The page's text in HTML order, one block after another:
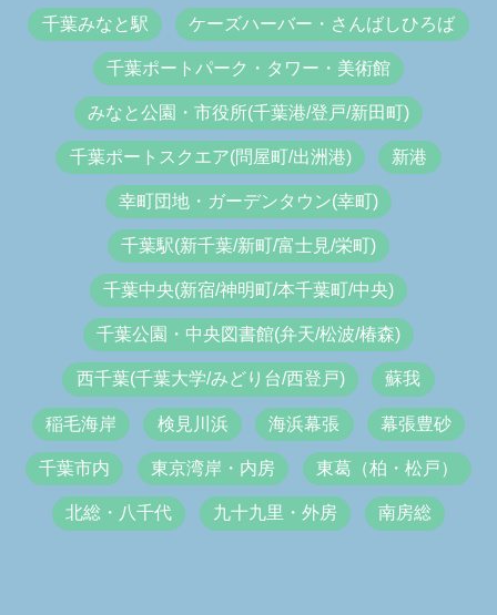
千葉みなと駅 ケーズハーバー・さんばしひろば
千葉ポートパーク・タワー・美術館
みなと公園・市役所(千葉港/登戸/新田町)
千葉ポートスクエア(問屋町/出洲港) 新港
幸町団地・ガーデンタウン(幸町)
千葉駅(新千葉/新町/富士見/栄町)
千葉中央(新宿/神明町/本千葉町/中央)
千葉公園・中央図書館(弁天/松波/椿森)
西千葉(千葉大学/みどり台/西登戸) 蘇我
稲毛海岸 検見川浜 海浜幕張 幕張豊砂
千葉市内 東京湾岸・内房 東葛（柏・松戸）
北総・八千代 九十九里・外房 南房総